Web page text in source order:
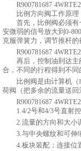
R900781687
比例方向阀工作原理
首先，比例阀必须
安微弱的信号放大到0-
克服弹簧力，调节推杆
R900781687
再后，控制油到达
合，不同的行程得到不
比例阀是由计算机
荷阀（把多余的流量送
R900781687
1.4/2号和4/3号直射
2.流量的方向和大小
3.与中央螺纹和可伸
4.板块装配：连接位